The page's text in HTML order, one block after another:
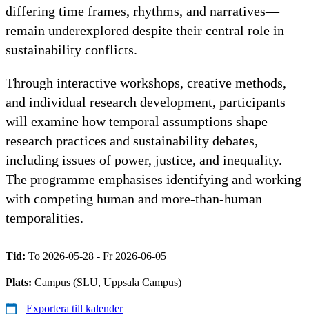
differing time frames, rhythms, and narratives—
remain underexplored despite their central role in
sustainability conflicts.
Through interactive workshops, creative methods,
and individual research development, participants
will examine how temporal assumptions shape
research practices and sustainability debates,
including issues of power, justice, and inequality.
The programme emphasises identifying and working
with competing human and more-than-human
temporalities.
Tid: To 2026-05-28 - Fr 2026-06-05
Plats: Campus (SLU, Uppsala Campus)
Exportera till kalender